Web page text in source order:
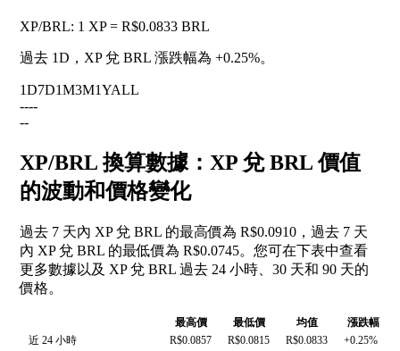
XP/BRL: 1 XP = R$0.0833 BRL
過去 1D，XP 兌 BRL 漲跌幅為 +0.25%。
1D7D1M3M1YALL
----
--
XP/BRL 換算數據：XP 兌 BRL 價值
的波動和價格變化
過去 7 天內 XP 兌 BRL 的最高價為 R$0.0910，過去 7 天
內 XP 兌 BRL 的最低價為 R$0.0745。您可在下表中查看
更多數據以及 XP 兌 BRL 過去 24 小時、30 天和 90 天的
價格。
最高價 最低價 均值
漲跌幅
近 24 小時
R$0.0857 R$0.0815 R$0.0833
+0.25%